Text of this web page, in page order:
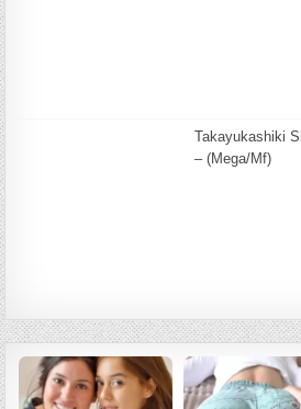
Takayukashiki
– (Mega/Mf)